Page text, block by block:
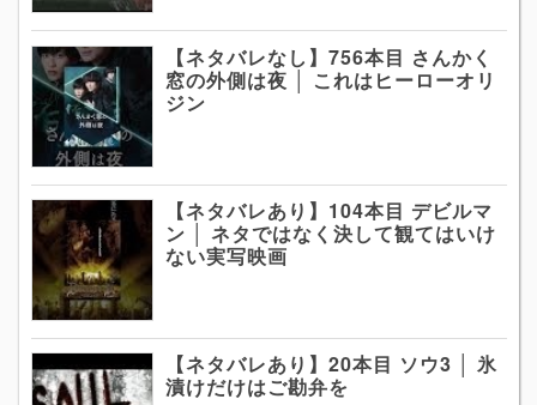
【ネタバレなし】756本目 さんかく
窓の外側は夜 │ これはヒーローオリ
ジン
【ネタバレあり】104本目 デビルマ
ン │ ネタではなく決して観てはいけ
ない実写映画
【ネタバレあり】20本目 ソウ3 │ 氷
漬けだけはご勘弁を